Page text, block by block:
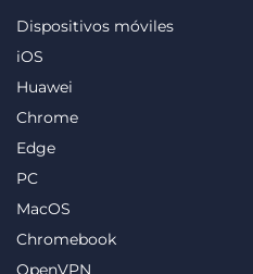
Dispositivos móviles
iOS
Huawei
Chrome
Edge
PC
MacOS
Chromebook
OpenVPN